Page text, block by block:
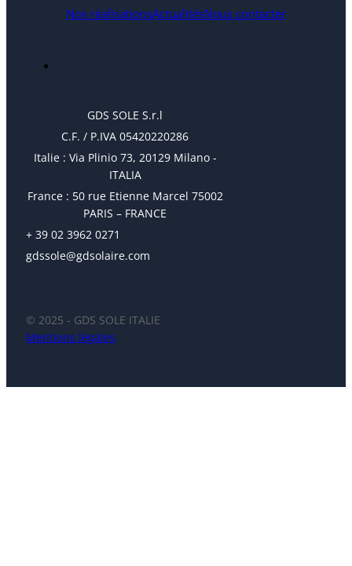
Nos réalisationsActualitésNous contacter
GDS SOLE S.r.l
C.F. / P.IVA 05420220286
Italie : Via Plinio 73, 20129 Milano -
ITALIA
France : 50 rue Etienne Marcel 75002
PARIS – FRANCE
+ 39 02 3962 0271
gdssole@gdsolaire.com
© 2025 - GDS SOLE ITALIE
Mentions légales